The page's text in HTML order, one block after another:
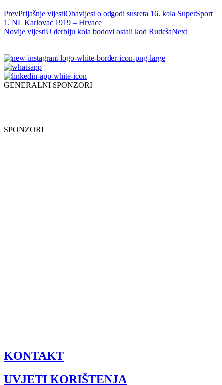
PrevPrijašnje vijestiObavijest o odgodi susreta 16. kola SuperSport
1. NL Karlovac 1919 – Hrvace
Novije vijestiU derbiju kola bodovi ostali kod RudešaNext
GENERALNI SPONZORI
SPONZORI
KONTAKT
UVJETI KORIŠTENJA